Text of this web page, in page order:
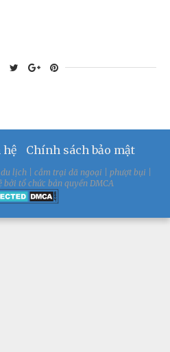
hệ Chính sách bảo mật
lịch | cắm trại dã ngoại | phượt bụi |
bởi tổ chức bản quyền DMCA